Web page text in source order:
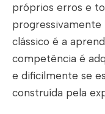
próprios erros e
progressivamente
clássico é a
competência é
e dificilmente se
construída pela